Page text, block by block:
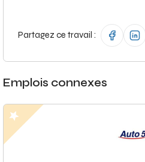
Partagez ce travail :
Emplois connexes